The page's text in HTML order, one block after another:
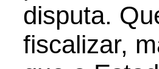
disputa.
fiscalizar,